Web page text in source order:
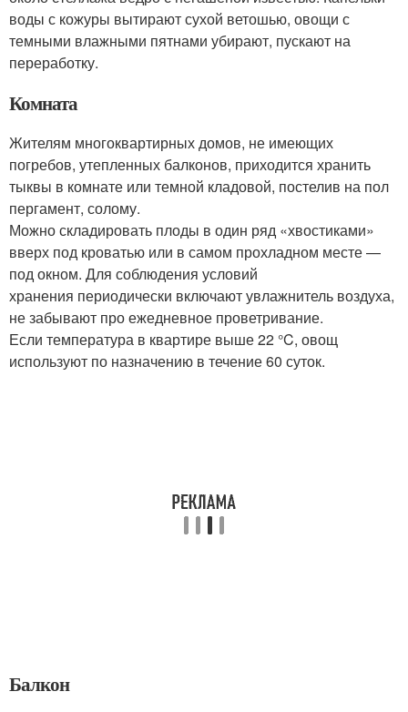
воды с кожуры вытирают сухой ветошью, овощи с
темными влажными пятнами убирают, пускают на
переработку.
Комната
Жителям многоквартирных домов, не имеющих
погребов, утепленных балконов, приходится хранить
тыквы в комнате или темной кладовой, постелив на пол
пергамент, солому.
Можно складировать плоды в один ряд «хвостиками»
вверх под кроватью или в самом прохладном месте —
под окном. Для соблюдения условий
хранения периодически включают увлажнитель воздуха,
не забывают про ежедневное проветривание.
Если температура в квартире выше 22 °C, овощ
используют по назначению в течение 60 суток.
Балкон